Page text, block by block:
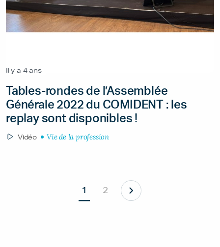
Il y a 4 ans
Tables-rondes de l’Assemblée
Générale 2022 du COMIDENT : les
replay sont disponibles !
Vidéo Vie de la profession
1 2